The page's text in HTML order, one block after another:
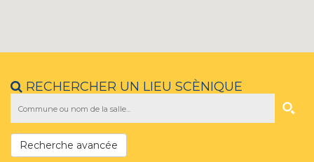
RECHERCHER UN LIEU SCÈNIQUE
Recherche avancée